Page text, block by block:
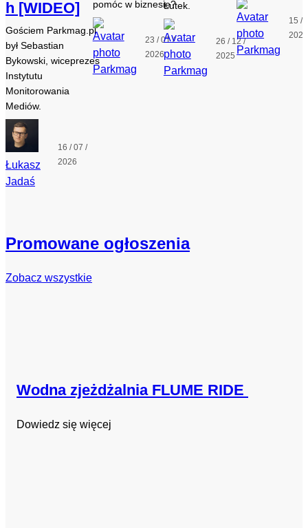
h [WIDEO]
Gościem Parkmag.pl
był Sebastian
Bykowski, wiceprezes
Instytutu
Monitorowania
Mediów.
Łukasz
Jadaś
16 / 07 /
2026
pomóc w biznesie?
Parkmag
23 / 01 /
2026
Lutek.
Parkmag
26 / 12 /
2025 Parkmag
15 /
2025
Promowane ogłoszenia
Zobacz wszystkie
Wodna zjeżdżalnia FLUME RIDE
Dowiedz się więcej